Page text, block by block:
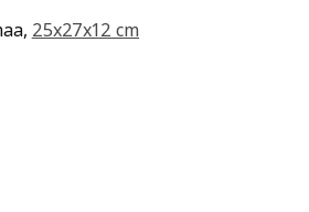
25x27x12 cm
kpl
Arvostelut yhteensä: 499